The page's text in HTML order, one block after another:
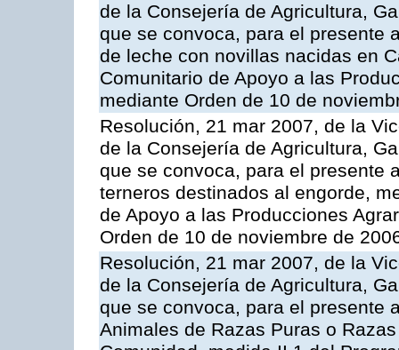
de la Consejería de Agricultura,
que se convoca, para el presente
de leche con novillas nacidas en
Comunitario de Apoyo a las
mediante Orden de 10 de
Resolución, 21 mar 2007, de la
de la Consejería de Agricultura,
que se convoca, para el presente
terneros destinados al engorde,
de Apoyo a las Producciones
Orden de 10 de noviembre de
Resolución, 21 mar 2007, de la
de la Consejería de Agricultura,
que se convoca, para el presente
Animales de Razas Puras o